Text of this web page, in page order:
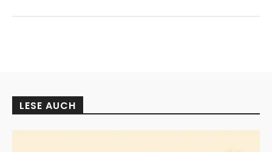
LESE AUCH